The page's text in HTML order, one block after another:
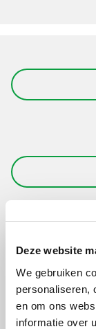
Deze website
We gebruiken
personaliseren,
en om ons
informatie over